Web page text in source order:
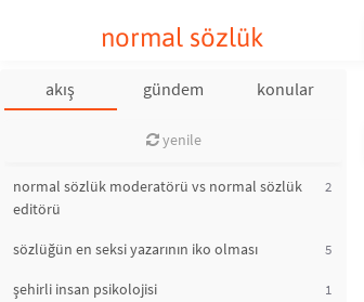
normal sözlük
akış gündem konular
yenile
normal sözlük moderatörü vs normal sözlük
editörü
2
sözlüğün en seksi yazarının iko olması 5
şehirli insan psikolojisi 1